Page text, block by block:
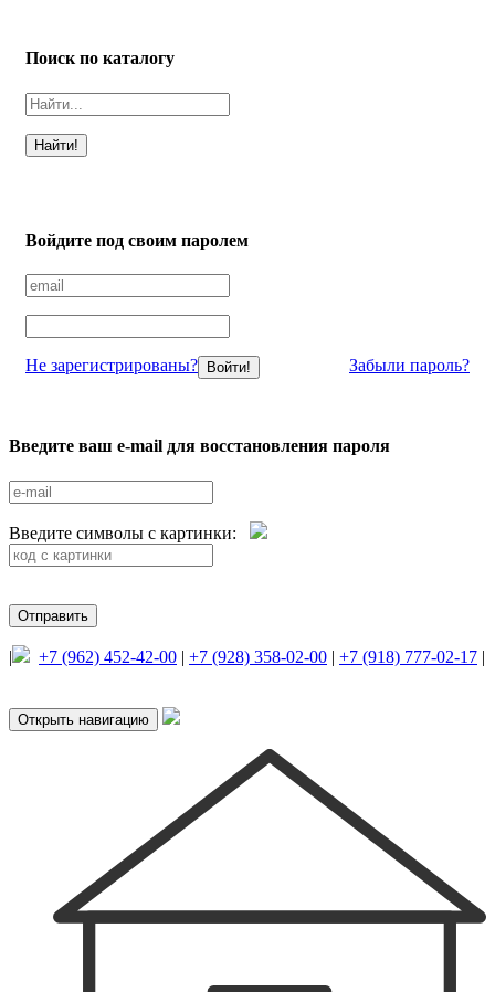
Поиск по каталогу
Войдите под своим паролем
Не зарегистрированы? Забыли пароль?
Введите ваш e-mail для восстановления пароля
Введите символы с картинки:
| +7 (962) 452-42-00 | +7 (928) 358-02-00 | +7 (918) 777-02-17 |
Открыть навигацию